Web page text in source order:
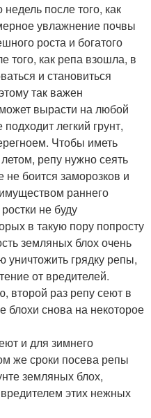
после того, как
увлажнение почвы
роста и богатого
того, как репа взошла, в
и становиться
так важен
вырасти на любой
легкий грунт,
Чтобы иметь
репу нужно сеять
не боится заморозков и
раннего
не буду
в такую пору попросту
земляных блох очень
уничтожить грядку репы,
от вредителей.
второй раз репу сеют в
блохи снова на некоторое
и для зимнего
же сроки посева репы
земляных блох,
этих нежных